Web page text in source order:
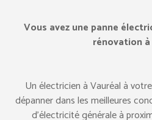
Vous avez une panne
rénovation
Un électricien à Vauréal à
dépanner dans les meilleures
d’électricité générale à